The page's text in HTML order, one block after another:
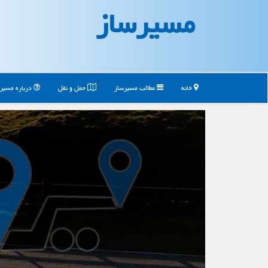
مسیرساز
خانه مطالب مسیرساز حمل و نقل درباره